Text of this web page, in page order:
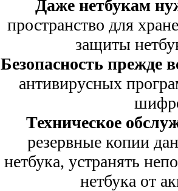
Даже нетбукам
пространство для
защиты
Безопасность прежде
антивирусных
Техническое
резервные копии
нетбука, устранять
нетбука от